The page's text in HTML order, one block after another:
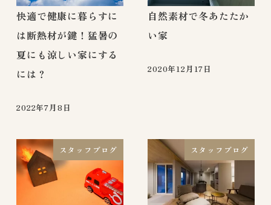
快適で健康に暮らすに
は断熱材が鍵！猛暑の
夏にも涼しい家にする
には？
2022年7月8日
自然素材で冬あたたか
い家
2020年12月17日
スタッフブログ スタッフブログ